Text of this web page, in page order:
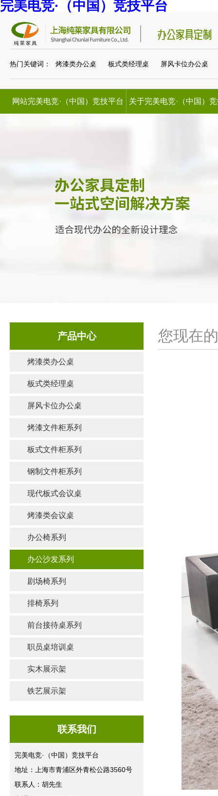
完美电竞·（中国）竞技平台
热门关键词： 烤漆类办公桌 板式类经理桌 屏风卡位办公桌
网站完美电竞·（中国）竞技平台 关于完美电竞·（中国）
产品中心
烤漆类办公桌
板式类经理桌
屏风卡位办公桌
烤漆文件柜系列
板式文件柜系列
钢制文件柜系列
现代板式会议桌
烤漆类会议桌
办公椅系列
办公沙发系列
剧场椅系列
排椅系列
前台接待桌系列
职员桌培训桌
实木展示架
铁艺展示架
联系我们
完美电竞·（中国）竞技平台
地址：上海市青浦区外青松公路3560号
联系人：胡先生
您现在